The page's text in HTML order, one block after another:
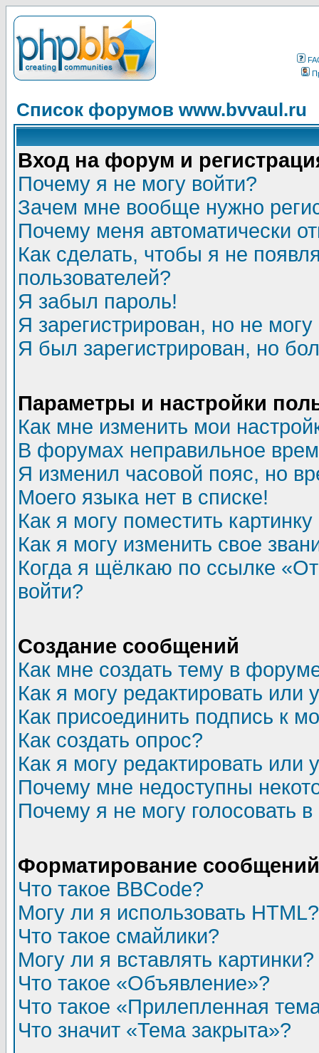
Список форумов www.bvvaul.ru
Вход на форум и
Почему я не могу войти?
Зачем мне вообще нужно
Почему меня автоматически
Как сделать, чтобы я не
пользователей?
Я забыл пароль!
Я зарегистрирован, но не могу
Я был зарегистрирован, но
Параметры и настройки
Как мне изменить мои
В форумах неправильное
Я изменил часовой пояс, но
Моего языка нет в списке!
Как я могу поместить
Как я могу изменить свое
Когда я щёлкаю по ссылке
войти?
Создание сообщений
Как мне создать тему в
Как я могу редактировать или
Как присоединить подпись к
Как создать опрос?
Как я могу редактировать или
Почему мне недоступны
Почему я не могу голосовать
Форматирование
Что такое BBCode?
Могу ли я использовать HTML?
Что такое смайлики?
Могу ли я вставлять картинки?
Что такое «Объявление»?
Что такое «Прилепленная
Что значит «Тема закрыта»?